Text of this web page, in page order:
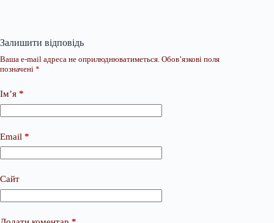
Залишити відповідь
Ваша e-mail адреса не оприлюднюватиметься. Обов’язкові поля
позначені *
Ім’я *
Email *
Сайт